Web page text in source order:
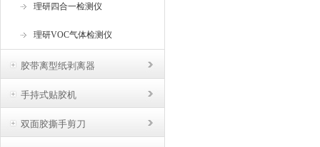
理研四合一检测仪
理研VOC气体检测仪
胶带离型纸剥离器
手持式贴胶机
双面胶撕手剪刀